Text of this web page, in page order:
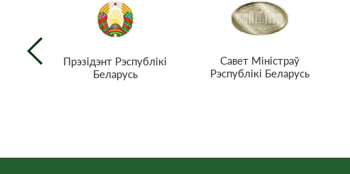
Прэзiдэнт Рэспублiкi
Беларусь
Савет Міністраў
Рэспублікі Беларусь